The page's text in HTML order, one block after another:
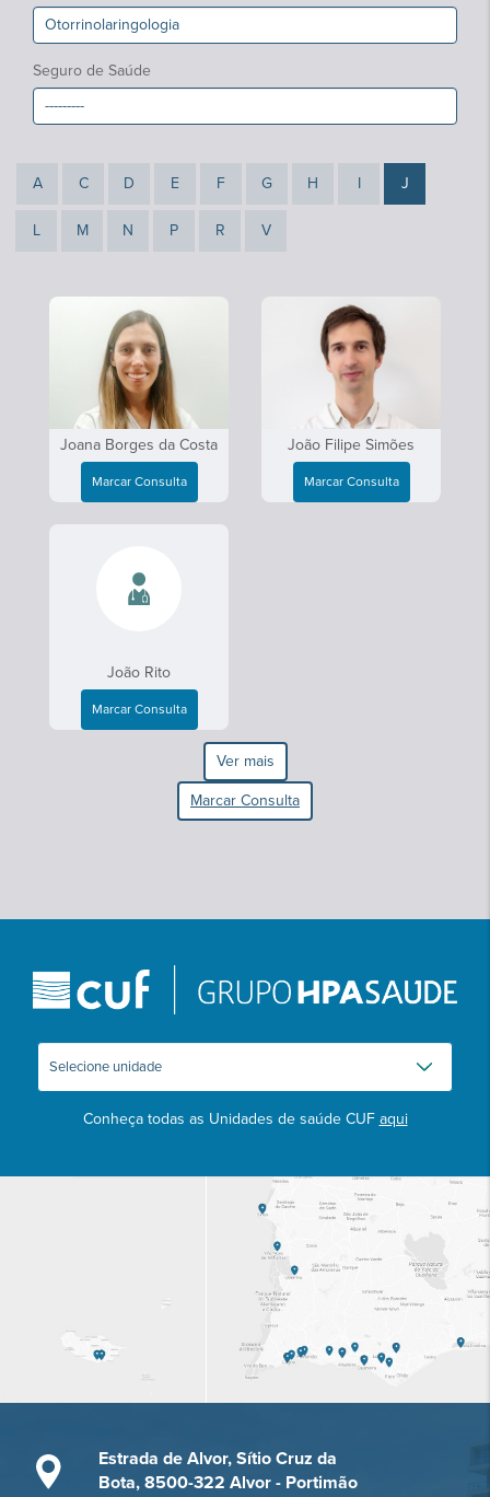
Seguro de Saúde
A C D E F G H I J
L M N P R V
Joana Borges da Costa
Marcar Consulta
João Filipe Simões
Marcar Consulta
João Rito
Marcar Consulta
Ver mais
Marcar Consulta
Conheça todas as Unidades de saúde CUF aqui
Estrada de Alvor, Sítio Cruz da
Bota, 8500-322 Alvor - Portimão